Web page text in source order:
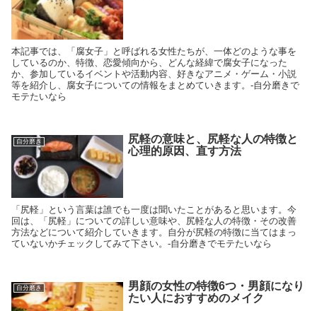
本記事では、「腐女子」と呼ばれる女性たちが、一体どのような事を
しているのか、特徴、恋愛傾向から、どんな経緯で腐女子になった
か、参加しているイベントや活動内容、好きなアニメ・ゲーム・小説
等を紹介し、腐女子についての情報をまとめていきます。-自分磨きで
モテたいなら
自分磨き
尻軽の意味と、尻軽な人の特徴と
心理的原因、直す方法
「尻軽」という言葉は誰でも一度は聞いたことがあると思います。今
回は、「尻軽」についての詳しい意味や、尻軽な人の特徴・その改善
方法などについて紹介していきます。自分が尻軽の特徴に当てはまっ
ていないかチェックしてみて下さい。-自分磨きでモテたいなら
自分磨き
男顔の女性の特徴6つ・男顔になり
たい人におすすめのメイク